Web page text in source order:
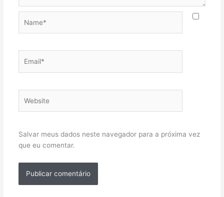
Salvar meus dados neste navegador para a próxima vez
que eu comentar.